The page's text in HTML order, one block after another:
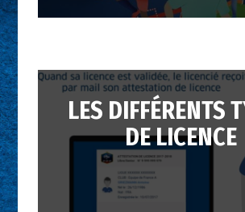
LES DIFFÉRENTS
DE LICENCE
Il existe plusieurs
licence permettant la
et l'encadrement du